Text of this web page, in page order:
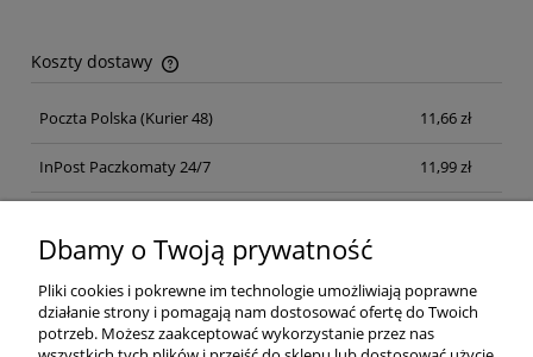
Koszty dostawy
Cena nie zawiera ewentualnych kosztów płatności
Poczta Polska (Kurier 48) 11,66 zł
InPost Paczkomaty 24/7 11,99 zł
Dbamy o Twoją prywatność
Pliki cookies i pokrewne im technologie umożliwiają poprawne
działanie strony i pomagają nam dostosować ofertę do Twoich
potrzeb. Możesz zaakceptować wykorzystanie przez nas